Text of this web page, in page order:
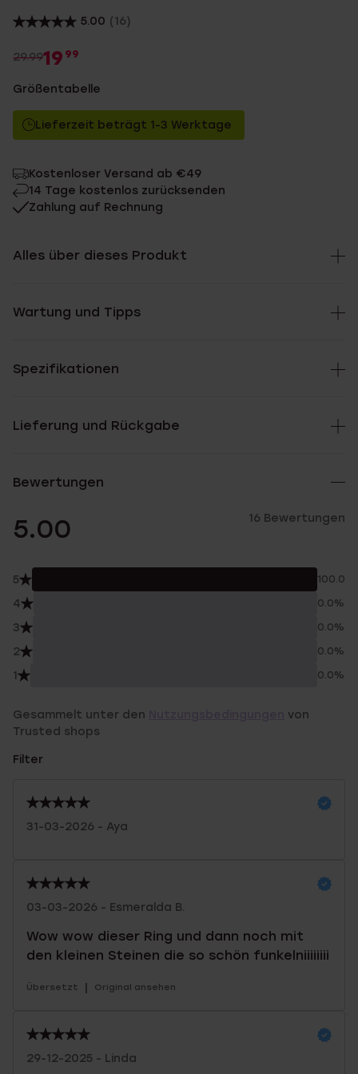
5.00 (16)
29.9919 99
Größentabelle
Lieferzeit beträgt 1-3 Werktage
Kostenloser Versand ab €49
14 Tage kostenlos zurücksenden
Zahlung auf Rechnung
Alles über dieses Produkt
Wartung und Tipps
Spezifikationen
Lieferung und Rückgabe
Bewertungen
5.00 16 Bewertungen
5 100.0%
4 0.0%
3 0.0%
2 0.0%
1 0.0%
Gesammelt unter den
von
Trusted shops
Filter
31-03-2026 - Aya
03-03-2026 - Esmeralda B.
Wow wow dieser Ring und dann noch mit
den kleinen Steinen die so schön funkelniiiiiiii
Übersetzt | Original ansehen
29-12-2025 - Linda